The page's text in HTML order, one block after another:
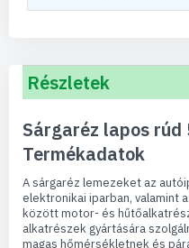
Részletek
Sárgaréz lapos
Termékadatok
A sárgaréz lemezeket az
elektronikai iparban, valamint
között motor- és
alkatrészek gyártására
magas hőmérsékletnek és